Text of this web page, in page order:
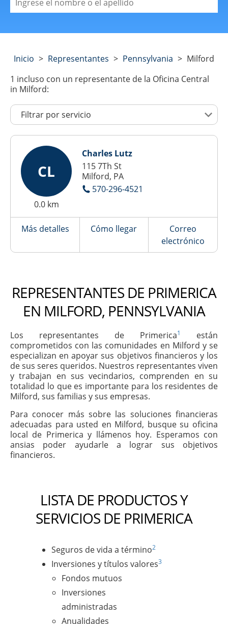
Inicio > Representantes > Pennsylvania > Milford
1 incluso con un representante de la Oficina Central
in Milford:
CL
0.0 km
Charles Lutz
115 7Th St
Milford, PA
570-296-4521
Más detalles Cómo llegar
Correo
electrónico
REPRESENTANTES DE PRIMERICA
EN MILFORD, PENNSYLVANIA
Los representantes de Primerica1
están
comprometidos con las comunidades en Milford y se
especializan en apoyar sus objetivos financieros y los
de sus seres queridos. Nuestros representantes viven
y trabajan en sus vecindarios, comprenden en su
totalidad lo que es importante para los residentes de
Milford, sus familias y sus empresas.
Para conocer más sobre las soluciones financieras
adecuadas para usted en Milford, busque su oficina
local de Primerica y llámenos hoy. Esperamos con
ansias poder ayudarle a lograr sus objetivos
financieros.
LISTA DE PRODUCTOS Y
SERVICIOS DE PRIMERICA
Seguros de vida a término2
Inversiones y títulos valores3
Fondos mutuos
Inversiones
administradas
Anualidades